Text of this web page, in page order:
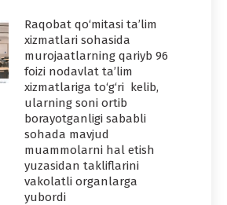
Raqobat qo‘mitasi ta’lim
xizmatlari sohasida
murojaatlarning qariyb 96
foizi nodavlat ta’lim
xizmatlariga to‘g‘ri kelib,
ularning soni ortib
borayotganligi sababli
sohada mavjud
muammolarni hal etish
yuzasidan takliflarini
vakolatli organlarga
yubordi